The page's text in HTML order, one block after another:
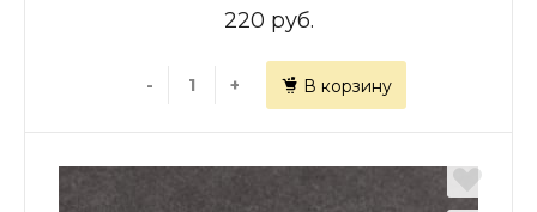
220 руб.
- + В корзину